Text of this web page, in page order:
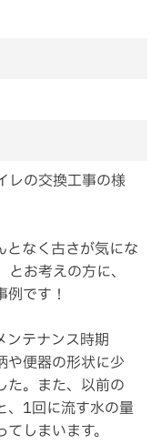
レの交換工事の様
となく古さが気にな
お考えの方に、
です！
ンテナンス時期
や便器の形状に少
た。また、以前の
、1回に流す水の量
しまいます。